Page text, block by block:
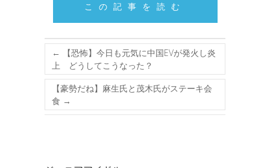
この記事を読む
←
【恐怖】今日も元気に中国EVが発火し炎
上 どうしてこうなった？
【豪勢だね】麻生氏と茂木氏がステーキ会
食 →